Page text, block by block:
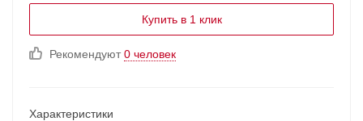
Купить в 1 клик
Рекомендуют0 человек
Характеристики